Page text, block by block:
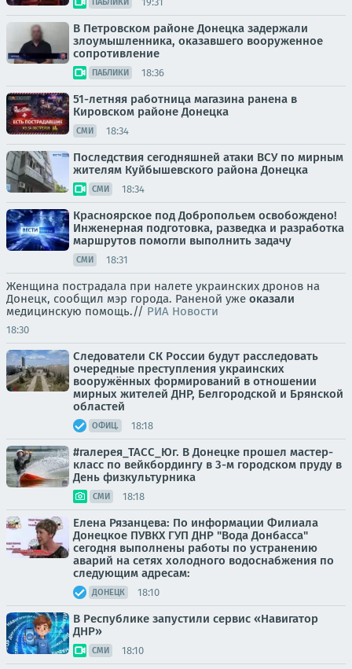
В Петровском районе Донецка задержали
злоумышленника, оказавшего вооруженное
сопротивление
ПАБЛИКИ 18:36
51-летняя работница магазина ранена в
Кировском районе Донецка
СМИ 18:34
Последствия сегодняшней атаки ВСУ по мирным
жителям Куйбышевского района Донецка
СМИ 18:34
Красноярское под Добропольем освобождено!
Инженерная подготовка, разведка и разработка
маршрутов помогли выполнить задачу
СМИ 18:31
Женщина пострадала при налете украинских дронов на
Донецк, сообщил мэр города. Раненой уже оказали
медицинскую помощь.// РИА Новости
18:30
Следователи СК России будут расследовать
очередные преступления украинских
вооружённых формирований в отношении
мирных жителей ДНР, Белгородской и Брянской
областей
ОФИЦ. 18:18
#галерея_ТАСС_Юг. В Донецке прошел мастер-
класс по вейкбордингу в 3-м городском пруду в
День физкультурника
СМИ 18:18
Елена Рязанцева: По информации Филиала
Донецкое ПУВКХ ГУП ДНР "Вода Донбасса"
сегодня выполнены работы по устранению
аварий на сетях холодного водоснабжения по
следующим адресам:
ДОНЕЦК 18:10
В Республике запустили сервис «Навигатор
ДНР»
СМИ 18:10